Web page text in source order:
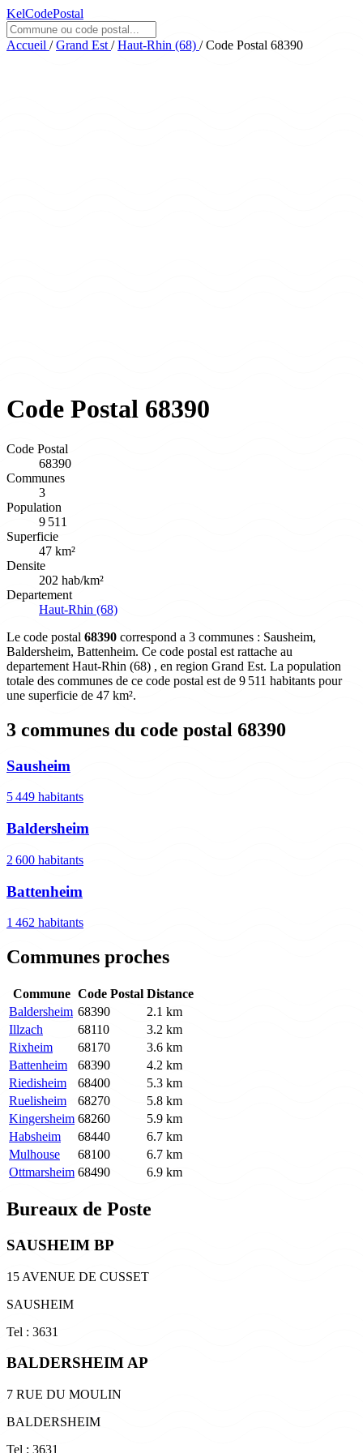
KelCodePostal
Accueil / Grand Est / Haut-Rhin (68) / Code Postal 68390
Code Postal 68390
Code Postal
68390
Communes
3
Population
9 511
Superficie
47 km²
Densite
202 hab/km²
Departement
Haut-Rhin (68)
Le code postal 68390 correspond a 3 communes : Sausheim,
Baldersheim, Battenheim. Ce code postal est rattache au
departement Haut-Rhin (68) , en region Grand Est. La population
totale des communes de ce code postal est de 9 511 habitants pour
une superficie de 47 km².
3 communes du code postal 68390
Sausheim
5 449 habitants
Baldersheim
2 600 habitants
Battenheim
1 462 habitants
Communes proches
Commune Code Postal Distance
Baldersheim 68390
2.1 km
Illzach
68110
3.2 km
Rixheim
68170
3.6 km
Battenheim
68390
4.2 km
Riedisheim
68400
5.3 km
Ruelisheim
68270
5.8 km
Kingersheim 68260
5.9 km
Habsheim
68440
6.7 km
Mulhouse
68100
6.7 km
Ottmarsheim 68490 6.9 km
Bureaux de Poste
SAUSHEIM BP
15 AVENUE DE CUSSET
SAUSHEIM
Tel : 3631
BALDERSHEIM AP
7 RUE DU MOULIN
BALDERSHEIM
Tel : 3631